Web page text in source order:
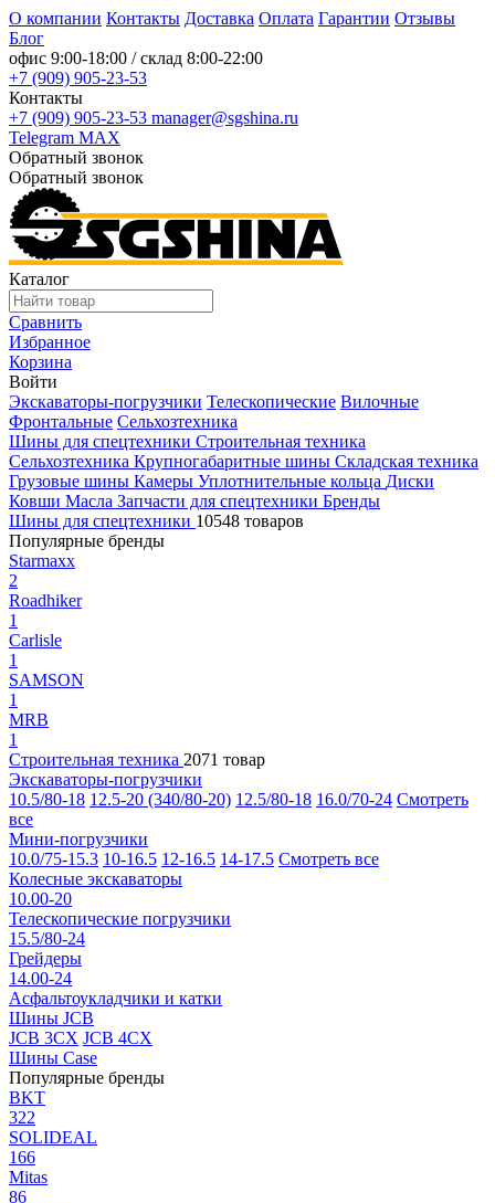
О компании Контакты Доставка Оплата Гарантии Отзывы
Блог
офис 9:00-18:00 / склад 8:00-22:00
+7 (909) 905-23-53
Контакты
+7 (909) 905-23-53 manager@sgshina.ru
Telegram MAX
Обратный звонок
Обратный звонок
Каталог
Сравнить
Избранное
Корзина
Войти
Экскаваторы-погрузчики Телескопические Вилочные
Фронтальные Сельхозтехника
Шины для спецтехники Строительная техника
Сельхозтехника Крупногабаритные шины Складская техника
Грузовые шины Камеры Уплотнительные кольца Диски
Ковши Масла Запчасти для спецтехники Бренды
Шины для спецтехники 10548 товаров
Популярные бренды
Starmaxx
2
Roadhiker
1
Carlisle
1
SAMSON
1
MRB
1
Строительная техника 2071 товар
Экскаваторы-погрузчики
10.5/80-18 12.5-20 (340/80-20) 12.5/80-18 16.0/70-24 Смотреть
все
Мини-погрузчики
10.0/75-15.3 10-16.5 12-16.5 14-17.5 Смотреть все
Колесные экскаваторы
10.00-20
Телескопические погрузчики
15.5/80-24
Грейдеры
14.00-24
Асфальтоукладчики и катки
Шины JCB
JCB 3CX JCB 4CX
Шины Case
Популярные бренды
BKT
322
SOLIDEAL
166
Mitas
86